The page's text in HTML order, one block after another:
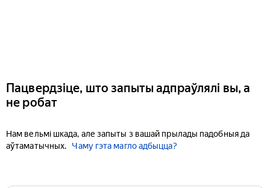
Пацвердзіце, што запыты адпраўлялі вы, а
не робат
Нам вельмі шкада, але запыты з вашай прылады падобныя да
аўтаматычных.
Чаму гэта магло адбыцца?